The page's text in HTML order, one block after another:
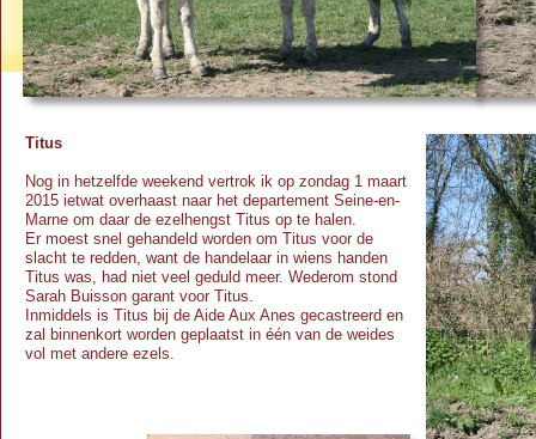
Titus
Nog in hetzelfde weekend vertrok ik op zondag 1 maart
2015 ietwat overhaast naar het departement Seine-en-
Marne om daar de ezelhengst Titus op te halen.
Er moest snel gehandeld worden om Titus voor de
slacht te redden, want de handelaar in wiens handen
Titus was, had niet veel geduld meer. Wederom stond
Sarah Buisson garant voor Titus.
Inmiddels is Titus bij de Aide Aux Anes gecastreerd en
zal binnenkort worden geplaatst in één van de weides
vol met andere ezels.